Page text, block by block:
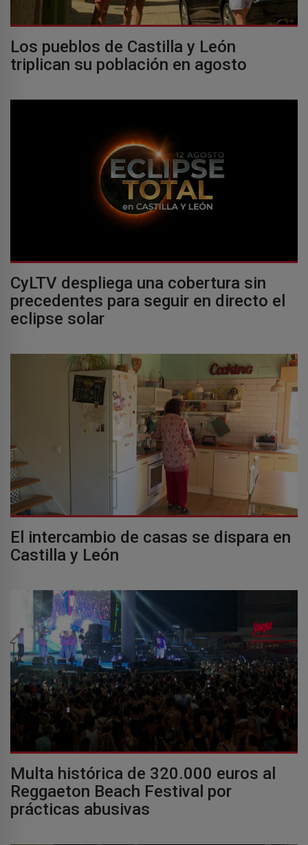
Los pueblos de Castilla y León
triplican su población en agosto
CyLTV despliega una cobertura sin
precedentes para seguir en directo el
eclipse solar
El intercambio de casas se dispara en
Castilla y León
Multa histórica de 320.000 euros al
Reggaeton Beach Festival por
prácticas abusivas